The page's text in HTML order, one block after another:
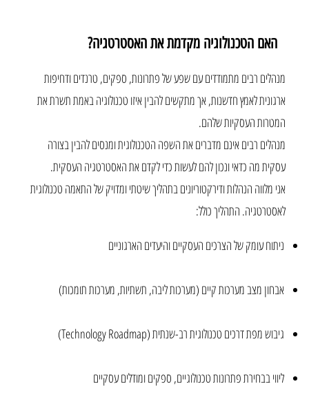
האם הטכנולוגיה מקדמת את האסטרטגיה?
מנהלים רבים מתמודדים עם שפע של פתרונות, ספקים, טרנדים ודחיפות
ארגונית לאמץ חדשנות, אך מתקשים להבין איזו טכנולוגיה באמת תשרת את
המטרות העסקיות שלהם.
מנהלים רבים אינם מדברים את השפה הטכנולוגית ומנסים להבין בצורה
עסקית מה כדאי ונכון להם לעשות כדי לקדם את האסטרטגיה העסקית.
אני מלווה הנהלות ודירקטוריונים בתהליך שיטתי ומדויק של התאמה טכנולוגית
לאסטרטגיה. התהליך כולל:
ניתוח עומק של הצרכים העסקיים והיעדים הארגוניים
אבחון מצב מערכות קיים (מערכות ליבה, תשתיות, מערכות תומכות)
גיבוש מפת דרכים טכנולוגית רב-שנתית (Technology Roadmap)
ליווי בבחירת פתרונות טכנולוגיים, ספקים ומודלים עסקיים